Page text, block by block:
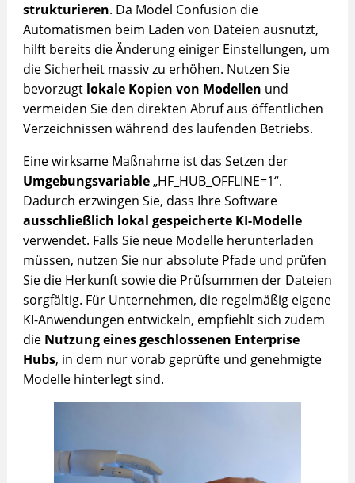
strukturieren. Da Model Confusion die
Automatismen beim Laden von Dateien ausnutzt,
hilft bereits die Änderung einiger Einstellungen, um
die Sicherheit massiv zu erhöhen. Nutzen Sie
bevorzugt lokale Kopien von Modellen und
vermeiden Sie den direkten Abruf aus öffentlichen
Verzeichnissen während des laufenden Betriebs.
Eine wirksame Maßnahme ist das Setzen der
Umgebungsvariable„HF_HUB_OFFLINE=1“.
Dadurch erzwingen Sie, dass Ihre Software
ausschließlich lokal gespeicherte KI-Modelle
verwendet. Falls Sie neue Modelle herunterladen
müssen, nutzen Sie nur absolute Pfade und prüfen
Sie die Herkunft sowie die Prüfsummen der Dateien
sorgfältig. Für Unternehmen, die regelmäßig eigene
KI-Anwendungen entwickeln, empfiehlt sich zudem
die Nutzung eines geschlossenen Enterprise
Hubs, in dem nur vorab geprüfte und genehmigte
Modelle hinterlegt sind.